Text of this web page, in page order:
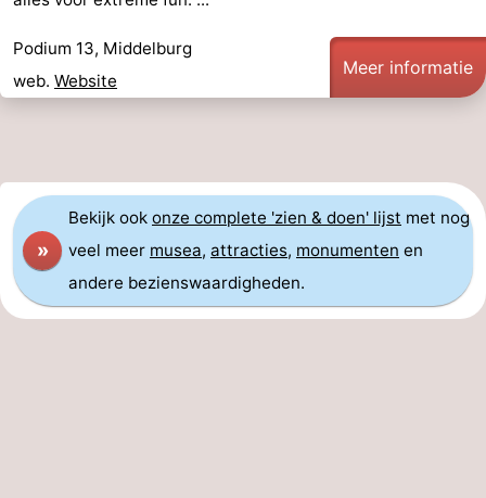
Podium 13, Middelburg
web. Website
Meer informatie
»
Bekijk ook onze complete 'zien & doen' lijst met nog
veel meer musea, attracties, monumenten en
andere bezienswaardigheden.